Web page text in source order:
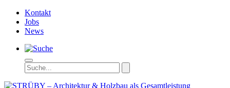
Kontakt
Jobs
News
STRÜBY –